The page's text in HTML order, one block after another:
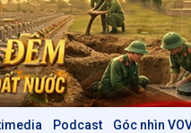
Podcast Góc nhìn